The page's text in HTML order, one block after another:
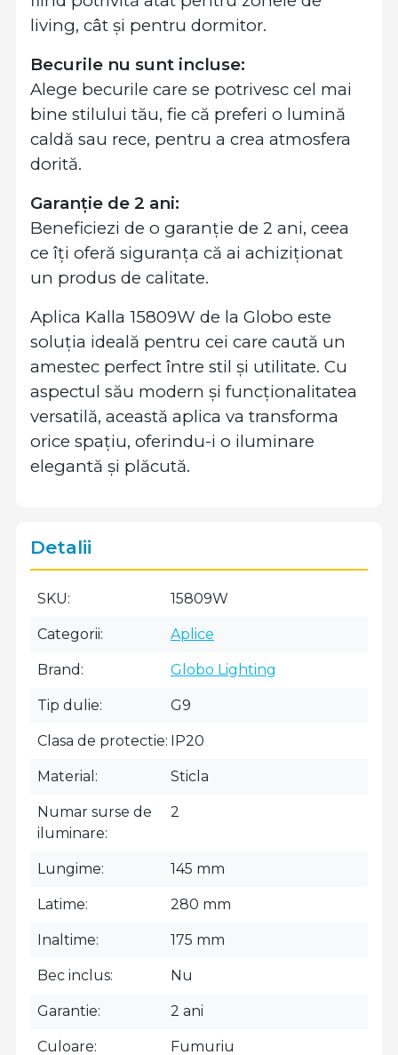
living, cât și pentru dormitor.
Becurile nu sunt incluse:
Alege becurile care se potrivesc cel mai
bine stilului tău, fie că preferi o lumină
caldă sau rece, pentru a crea atmosfera
dorită.
Garanție de 2 ani:
Beneficiezi de o garanție de 2 ani, ceea
ce îți oferă siguranța că ai achiziționat
un produs de calitate.
Aplica Kalla 15809W de la Globo este
soluția ideală pentru cei care caută un
amestec perfect între stil și utilitate. Cu
aspectul său modern și funcționalitatea
versatilă, această aplica va transforma
orice spațiu, oferindu-i o iluminare
elegantă și plăcută.
Detalii
SKU 15809W
Categorii Aplice
Brand Globo Lighting
Tip dulie G9
Clasa de protectie IP20
Material Sticla
Numar surse de
iluminare
2
Lungime 145 mm
Latime 280 mm
Inaltime 175 mm
Bec inclus Nu
Garantie 2 ani
Culoare Fumuriu